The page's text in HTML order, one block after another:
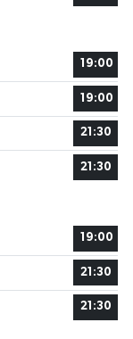
19:00
19:00
21:30
21:30
19:00
21:30
21:30